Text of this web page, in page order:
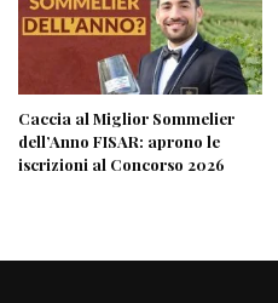
Caccia al Miglior Sommelier
dell’Anno FISAR: aprono le
iscrizioni al Concorso 2026